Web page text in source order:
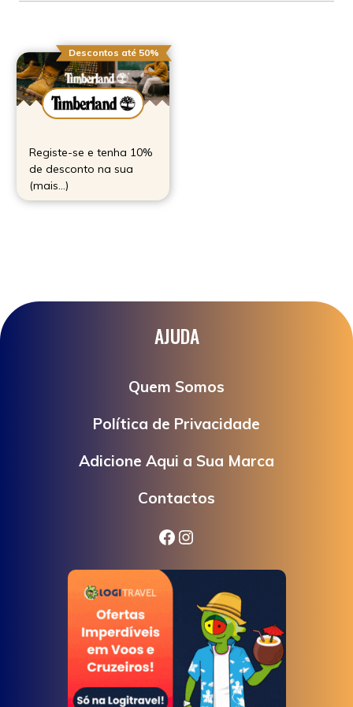
Descontos até 50%
Registe-se e tenha 10%
de desconto na sua
(mais…)
AJUDA
Quem Somos
Política de Privacidade
Adicione Aqui a Sua Marca
Contactos
Facebook
Instagram